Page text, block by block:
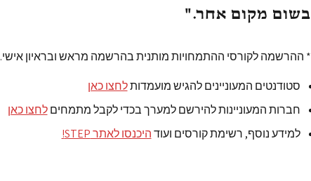
בשום מקום אחר."
* ההרשמה לקורסי ההתמחויות מותנית בהרשמה מראש ובראיון אישי.
סטודנטים המעוניינים להגיש מועמדותלחצו כאן
חברות המעוניינות להירשם למערך בכדי לקבל מתמחיםלחצו כאן
למידע נוסף, רשימת קורסים ועודהיכנסו לאתר STEP!